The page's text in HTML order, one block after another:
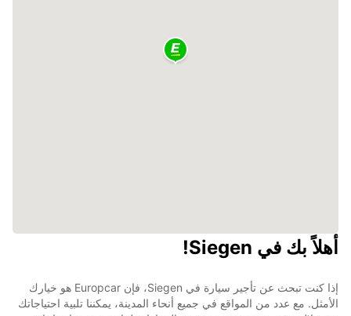
أهلاً بك في Siegen!
إذا كنت تبحث عن تأجير سيارة في Siegen، فإن Europcar هو خيارك
الأمثل. مع عدد من المواقع في جميع أنحاء المدينة، يمكننا تلبية احتياجاتك